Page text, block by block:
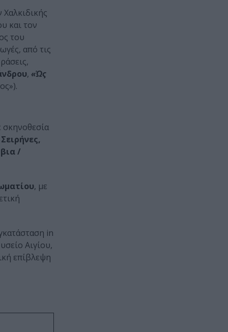
και τον
του
από τις
, «Ὡς
σκηνοθεσία
Σειρήνες,
/
, με
in
Αιγίου,
επίβλεψη